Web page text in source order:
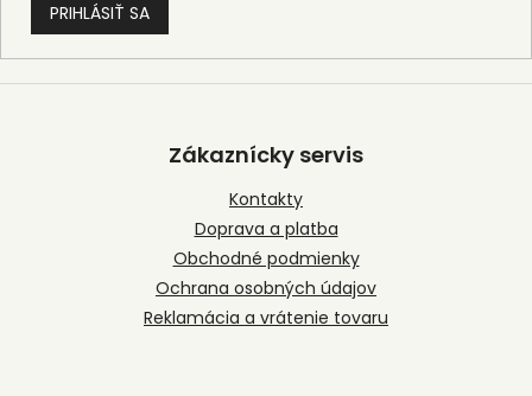
PRIHLÁSIŤ SA
Z
Zákaznícky servis
Kontakty
Doprava a platba
Obchodné podmienky
Ochrana osobných údajov
Reklamácia a vrátenie tovaru